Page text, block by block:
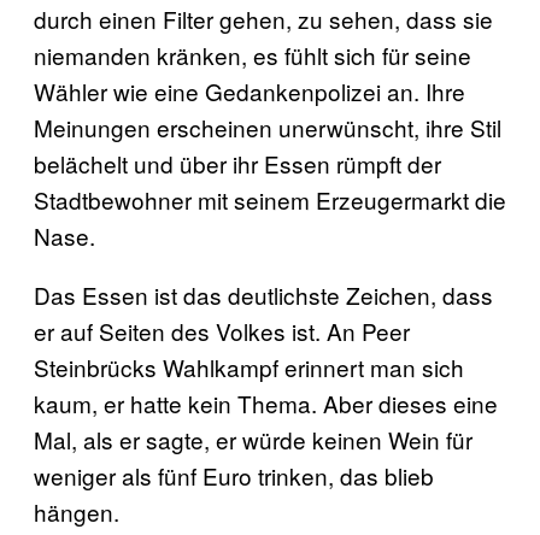
durch einen Filter gehen, zu sehen, dass sie
niemanden kränken, es fühlt sich für seine
Wähler wie eine Gedankenpolizei an. Ihre
Meinungen erscheinen unerwünscht, ihre Stil
belächelt und über ihr Essen rümpft der
Stadtbewohner mit seinem Erzeugermarkt die
Nase.
Das Essen ist das deutlichste Zeichen, dass
er auf Seiten des Volkes ist. An Peer
Steinbrücks Wahlkampf erinnert man sich
kaum, er hatte kein Thema. Aber dieses eine
Mal, als er sagte, er würde keinen Wein für
weniger als fünf Euro trinken, das blieb
hängen.